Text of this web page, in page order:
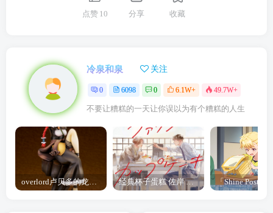
点赞 10 分享 收藏
冷泉和泉 关注
0 6098 0 6.1W+ 49.7W+
不要让糟糕的一天让你误以为有个糟糕的人生
overlord卢贝多的龙王谁厉害 「Overlord」露普斯蕾琪娜·贝塔手办开订 经典杯子蛋糕 佐岸 漫画「经典杯子蛋糕」宣布真人日剧化